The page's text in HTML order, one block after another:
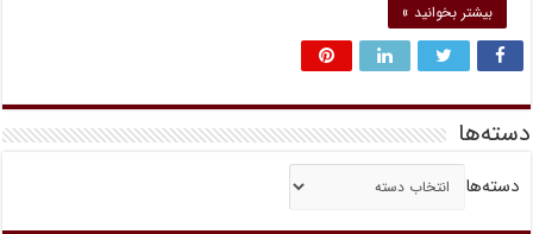
بیشتر بخوانید »
دسته‌ها
دسته‌ها